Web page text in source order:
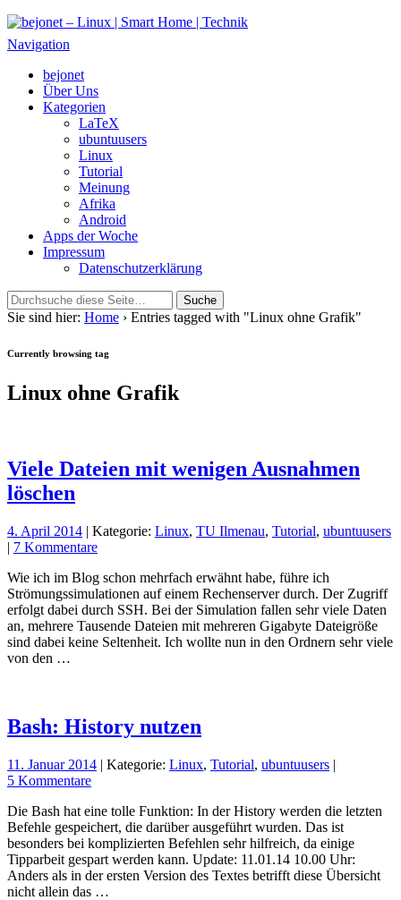
bejonet – Linux | Smart Home | Technik
Das Blog über Technik, Linux und Smart Home
Navigation
bejonet
Über Uns
Kategorien
LaTeX
ubuntuusers
Linux
Tutorial
Meinung
Afrika
Android
Apps der Woche
Impressum
Datenschutzerklärung
Sie sind hier: Home › Entries tagged with "Linux ohne Grafik"
Currently browsing tag
Linux ohne Grafik
Viele Dateien mit wenigen Ausnahmen
löschen
4. April 2014 | Kategorie: Linux, TU Ilmenau, Tutorial, ubuntuusers
| 7 Kommentare
Wie ich im Blog schon mehrfach erwähnt habe, führe ich
Strömungssimulationen auf einem Rechenserver durch. Der Zugriff
erfolgt dabei durch SSH. Bei der Simulation fallen sehr viele Daten
an, mehrere Tausende Dateien mit mehreren Gigabyte Dateigröße
sind dabei keine Seltenheit. Ich wollte nun in den Ordnern sehr viele
von den …
Bash: History nutzen
11. Januar 2014 | Kategorie: Linux, Tutorial, ubuntuusers |
5 Kommentare
Die Bash hat eine tolle Funktion: In der History werden die letzten
Befehle gespeichert, die darüber ausgeführt wurden. Das ist
besonders bei komplizierten Befehlen sehr hilfreich, da einige
Tipparbeit gespart werden kann. Update: 11.01.14 10.00 Uhr:
Anders als in der ersten Version des Textes betrifft diese Übersicht
nicht allein das …